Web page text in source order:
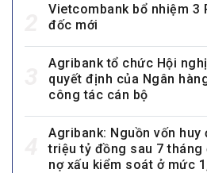
Vietcombank bổ nhiệm 3
đốc mới
Agribank tổ chức Hội
quyết định của Ngân
công tác cán bộ
Agribank: Nguồn vốn huy
triệu tỷ đồng sau 7 tháng
nợ xấu kiểm soát ở mức